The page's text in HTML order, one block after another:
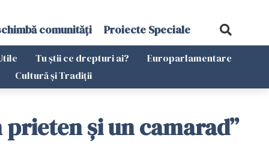
comunități Proiecte Speciale
Tu știi ce drepturi ai?
Europarlamentare
Cultură și Tradiții
și un camarad”